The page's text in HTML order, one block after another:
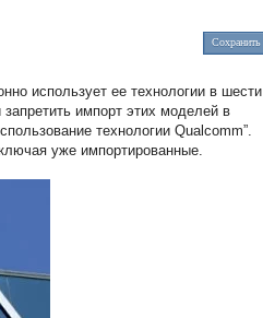
Сохранить
использует ее технологии в шести
импорт этих моделей в
технологии Qualcomm”.
уже импортированные.